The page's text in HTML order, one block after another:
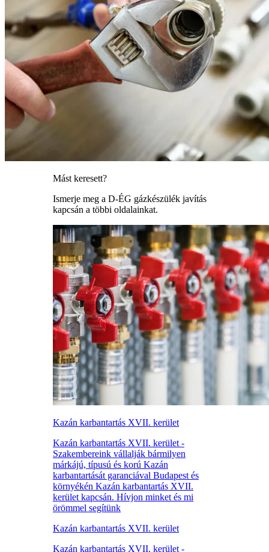
Mást keresett?
Ismerje meg a D-ÉG gázkészülék javítás
kapcsán a többi oldalainkat.
Kazán karbantartás XVII. kerület
Kazán karbantartás XVII. kerület -
Szakembereink vállalják bármilyen
márkájú, típusú és korú Kazán
karbantartását garanciával Budapest és
környékén Kazán karbantartás XVII.
kerület kapcsán. Hívjon minket és mi
örömmel segítünk
Kazán karbantartás XVII. kerület
Kazán karbantartás XVII. kerület -